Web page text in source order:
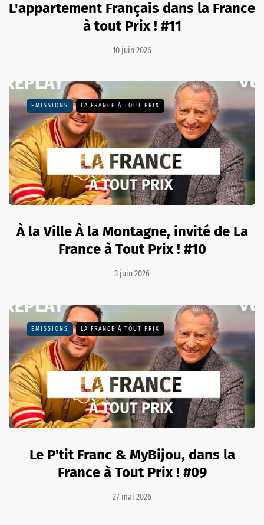
L'appartement Français dans la France
à tout Prix ! #11
10 juin 2026
EMISSIONS LA FRANCE À TOUT PRIX
À la Ville À la Montagne, invité de La
France à Tout Prix ! #10
3 juin 2026
EMISSIONS LA FRANCE À TOUT PRIX
Le P'tit Franc & MyBijou, dans la
France à Tout Prix ! #09
27 mai 2026